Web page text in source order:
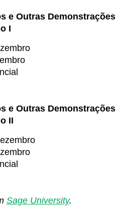
e Outras Demonstrações
I
e Outras Demonstrações
II
Sage University.